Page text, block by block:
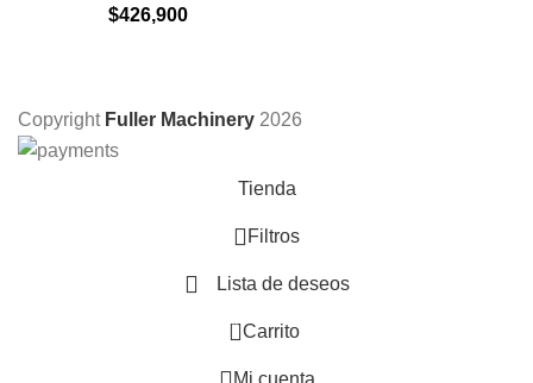
$426,900
Copyright Fuller Machinery 2026
Tienda
Filtros
Lista de deseos
0 Carrito